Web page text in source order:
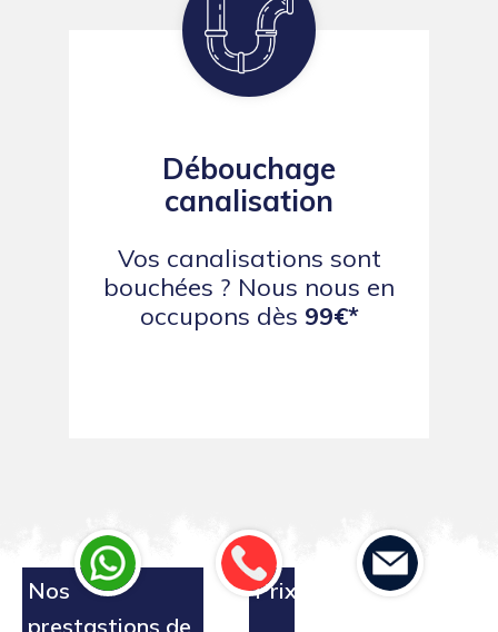
Débouchage
canalisation
Vos canalisations sont
bouchées ? Nous nous en
occupons dès 99€*
Nos
prestastions de
Prix